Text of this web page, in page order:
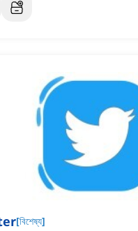
[বিশেষ্য]